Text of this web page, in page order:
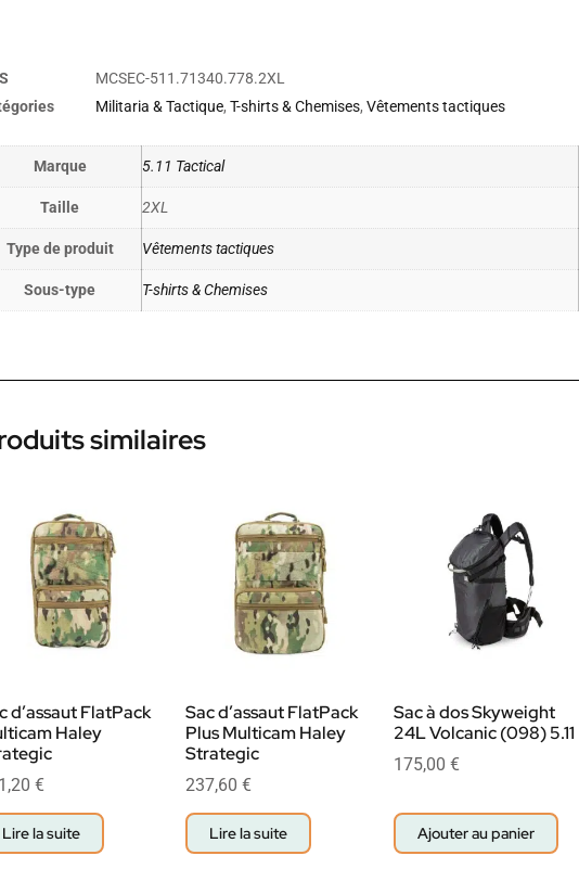
MCSEC-511.71340.778.2XL
Militaria & Tactique, T-shirts & Chemises, Vêtements tactiques
Marque 5.11 Tactical
Taille 2XL
Type de produit Vêtements tactiques
Sous-type T-shirts & Chemises
similaires
d’assaut FlatPack
Haley
€
Lire la suite
Sac d’assaut FlatPack
Plus Multicam Haley
Strategic
237,60€
Lire la suite
Sac à dos Skyweight
24L Volcanic (098) 5.11
175,00 €
Ajouter au panier